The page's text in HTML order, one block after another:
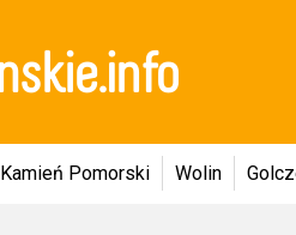
Kamień Pomorski Wolin